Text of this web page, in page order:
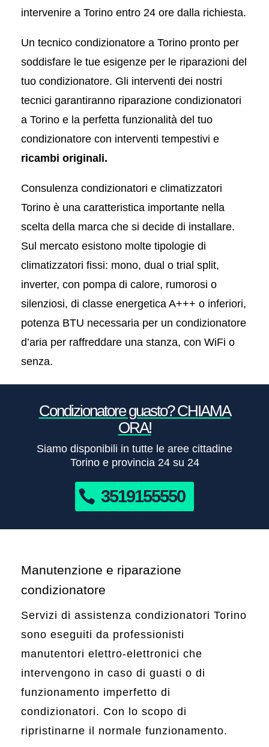
intervenire a Torino entro 24 ore dalla richiesta.
Un tecnico condizionatore a Torino pronto per
soddisfare le tue esigenze per le riparazioni del
tuo condizionatore. Gli interventi dei nostri
tecnici garantiranno riparazione condizionatori
a Torino e la perfetta funzionalità del tuo
condizionatore con interventi tempestivi e
ricambi originali.
Consulenza condizionatori e climatizzatori
Torino è una caratteristica importante nella
scelta della marca che si decide di installare.
Sul mercato esistono molte tipologie di
climatizzatori fissi: mono, dual o trial split,
inverter, con pompa di calore, rumorosi o
silenziosi, di classe energetica A+++ o inferiori,
potenza BTU necessaria per un condizionatore
d’aria per raffreddare una stanza, con WiFi o
senza.
Condizionatore guasto? CHIAMA
ORA!
Siamo disponibili in tutte le aree cittadine
Torino e provincia 24 su 24
3519155550
Manutenzione e riparazione
condizionatore
Servizi di assistenza condizionatori Torino
sono eseguiti da professionisti
manutentori elettro-elettronici che
intervengono in caso di guasti o di
funzionamento imperfetto di
condizionatori. Con lo scopo di
ripristinarne il normale funzionamento.